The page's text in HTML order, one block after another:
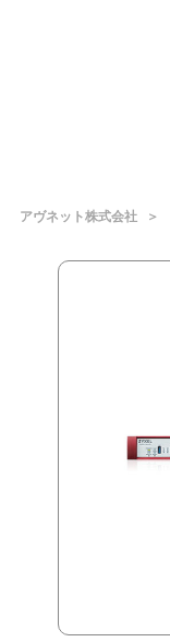
アヴネット株式会社